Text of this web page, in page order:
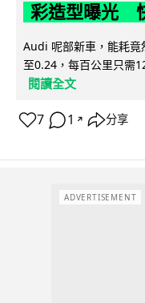
彩造型曝光
Audi 呢部新車，能耗
至0.24，每百公里只需
閱讀全文
7 1 ↗ 分享
ADVERTISEMENT